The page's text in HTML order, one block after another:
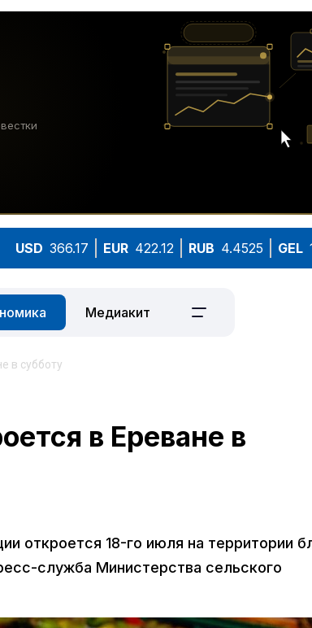
USD 366.17 EUR 422.12 RUB 4.4525 GEL
Медиакит
в субботу
в Ереване в
откроется 18-го июля на территории
служба Министерства сельского